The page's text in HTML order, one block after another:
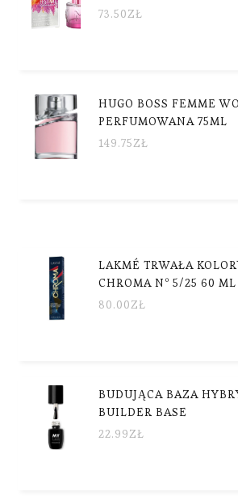
73.50ZŁ
HUGO BOSS FEMME
PERFUMOWANA 75ML
149.75ZŁ
LAKMÉ TRWAŁA
CHROMA Nº 5/25 60 ML
80.00ZŁ
BUDUJĄCA BAZA
BUILDER BASE
22.99ZŁ